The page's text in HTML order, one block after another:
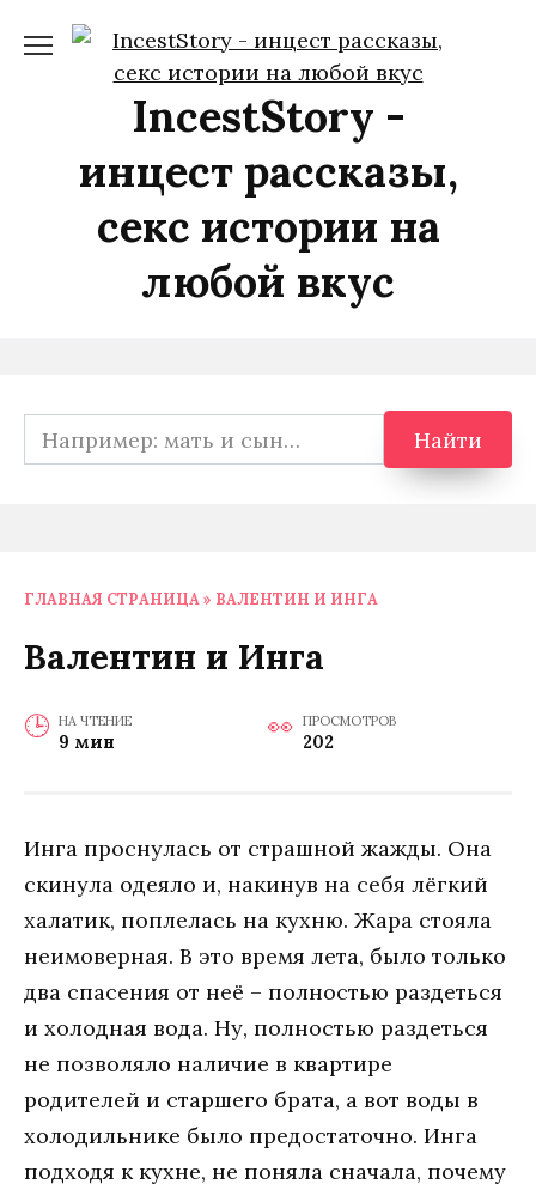
содержанию
IncestStory -
инцест рассказы,
секс истории на
любой вкус
Search
for:
Найти
ГЛАВНАЯ СТРАНИЦА » ВАЛЕНТИН И ИНГА
Валентин и Инга
НА ЧТЕНИЕ
9 мин
ПРОСМОТРОВ
202
Инга проснулась от страшной жажды. Она
скинула одеяло и, накинув на себя лёгкий
халатик, поплелась на кухню. Жара стояла
неимоверная. В это время лета, было только
два спасения от неё – полностью раздеться
и холодная вода. Ну, полностью раздеться
не позволяло наличие в квартире
родителей и старшего брата, а вот воды в
холодильнике было предостаточно. Инга
подходя к кухне, не поняла сначала, почему